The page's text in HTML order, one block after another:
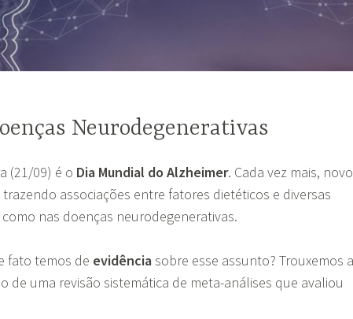
Neurodegenerativas
(21/09) é o Dia Mundial do Alzheimer. Cada vez mais,
associações entre fatores dietéticos e diversas
nas doenças neurodegenerativas.
fato temos de evidênciasobre esse assunto? Trouxemos a
de uma revisão sistemática de meta-análises que avaliou